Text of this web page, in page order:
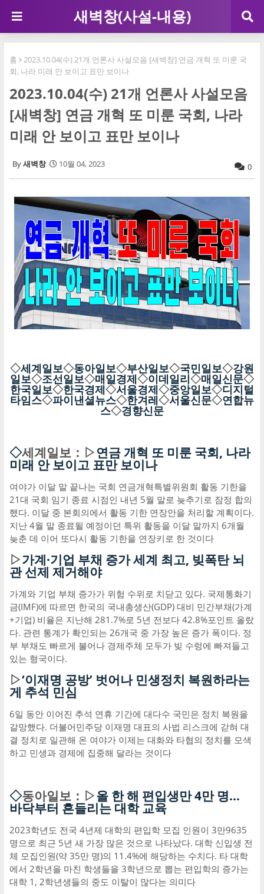
새벽창(사설-내용)
홈
2023.10.04(수) 21개 언론사 사설모음 [새벽창] 연금 개혁 또 미룬 국
회, 나라 미래 안 보이고 표만 보이나
2023.10.04(수) 21개 언론사 사설모음
[새벽창] 연금 개혁 또 미룬 국회, 나라
미래 안 보이고 표만 보이나
새벽창 10월 04, 2023 0
◇세계일보◇동아일보◇부산일보◇국민일보◇강원
일보◇조선일보◇매일경제◇이데일리◇매일신문◇
한국일보◇한국경제◇서울경제◇중앙일보◇디지털
타임스◇파이낸셜뉴스◇한겨레◇서울신문◇연합뉴
스◇경향신문
◇세계일보：▷연금 개혁 또 미룬 국회, 나라
미래 안 보이고 표만 보이나
여야가 이달 말 끝나는 국회 연금개혁특별위원회 활동 기한을
21대 국회 임기 종료 시점인 내년 5월 말로 늦추기로 잠정 합의
했다. 이달 중 본회의에서 활동 기한 연장안을 처리할 계획이다.
지난 4월 말 종료될 예정이던 특위 활동을 이달 말까지 6개월
늦춘 데 이어 또다시 활동 기한을 연장키로 한 것이다
▷가계·기업 부채 증가 세계 최고, 빚폭탄 뇌
관 선제 제거해야
가계와 기업 부채 증가가 위험 수위로 치닫고 있다. 국제통화기
금(IMF)에 따르면 한국의 국내총생산(GDP) 대비 민간부채(가계
+기업) 비율은 지난해 281.7%로 5년 전보다 42.8%포인트 올랐
다. 관련 통계가 확인되는 26개국 중 가장 높은 증가 폭이다. 정
부 부채도 빠르게 불어나 경제주체 모두가 빚 수렁에 빠져들고
있는 형국이다.
▷‘이재명 공방’ 벗어나 민생정치 복원하라는
게 추석 민심
6일 동안 이어진 추석 연휴 기간에 대다수 국민은 정치 복원을
갈망했다. 더불어민주당 이재명 대표의 사법 리스크에 갇혀 대
결 정치로 일관해 온 여야가 이제는 대화와 타협의 정치를 모색
하고 민생과 경제에 집중해 달라는 것이다
◇동아일보：▷올 한 해 편입생만 4만 명…
바닥부터 흔들리는 대학 교육
2023학년도 전국 4년제 대학의 편입학 모집 인원이 3만9635
명으로 최근 5년 새 가장 많은 것으로 나타났다. 대학 신입생 전
체 모집인원(약 35만 명)의 11.4%에 해당하는 수치다. 타 대학
에서 2학년을 마친 학생들을 3학년으로 뽑는 편입학의 증가는
대학 1, 2학년생들의 중도 이탈이 많다는 의미다